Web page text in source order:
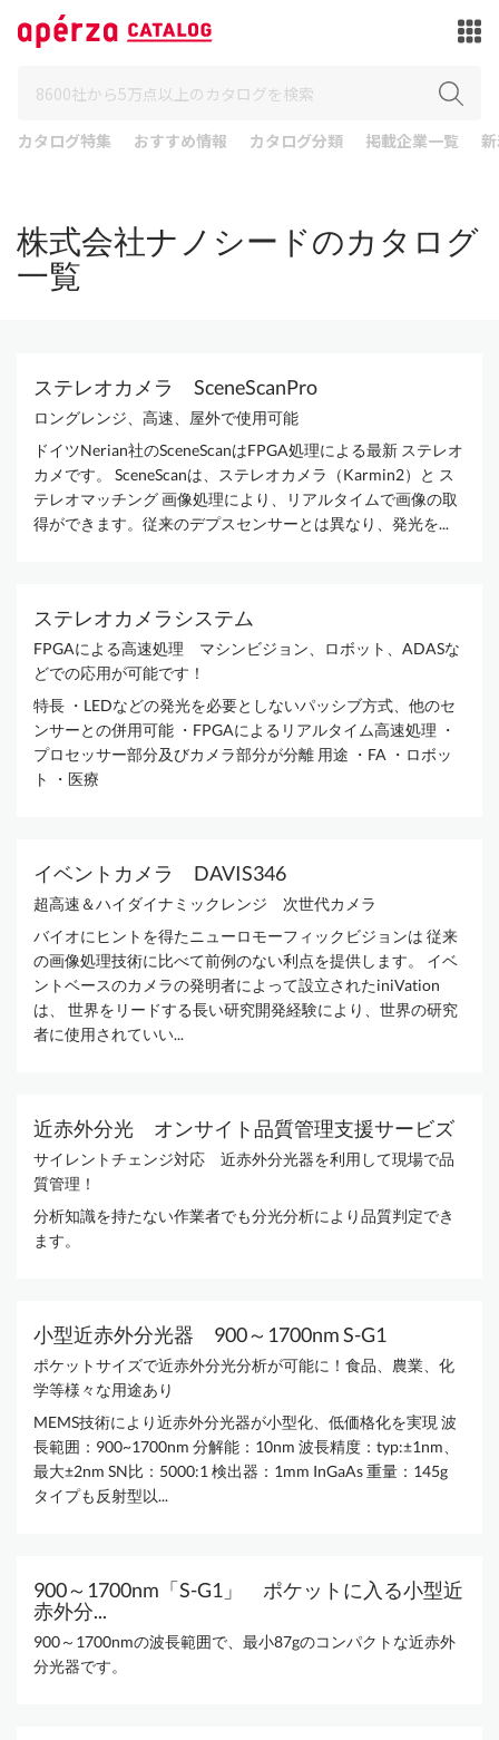
カタログ特集 おすすめ情報 カタログ分類 掲載企業一覧
株式会社ナノシードのカタログ
一覧
ステレオカメラ SceneScanPro
ロングレンジ、高速、屋外で使用可能
ドイツNerian社のSceneScanはFPGA処理による最新 ステレオ
カメです。 SceneScanは、ステレオカメラ（Karmin2）と ス
テレオマッチング 画像処理により、リアルタイムで画像の取
得ができます。従来のデプスセンサーとは異なり、発光を...
ステレオカメラシステム
FPGAによる高速処理 マシンビジョン、ロボット、ADASな
どでの応用が可能です！
特長 ・LEDなどの発光を必要としないパッシブ方式、他のセ
ンサーとの併用可能 ・FPGAによるリアルタイム高速処理 ・
プロセッサー部分及びカメラ部分が分離 用途 ・FA ・ロボッ
ト ・医療
イベントカメラ DAVIS346
超高速＆ハイダイナミックレンジ 次世代カメラ
バイオにヒントを得たニューロモーフィックビジョンは 従来
の画像処理技術に比べて前例のない利点を提供します。 イベ
ントベースのカメラの発明者によって設立されたiniVation
は、 世界をリードする長い研究開発経験により、世界の研究
者に使用されていい...
近赤外分光 オンサイト品質管理支援サービズ
サイレントチェンジ対応 近赤外分光器を利用して現場で品
質管理！
分析知識を持たない作業者でも分光分析により品質判定でき
ます。
小型近赤外分光器 900～1700nm S-G1
ポケットサイズで近赤外分光分析が可能に！食品、農業、化
学等様々な用途あり
MEMS技術により近赤外分光器が小型化、低価格化を実現 波
長範囲：900~1700nm 分解能：10nm 波長精度：typ:±1nm、
最大±2nm SN比：5000:1 検出器：1mm InGaAs 重量：145g
タイプも反射型以...
900～1700nm「S-G1」 ポケットに入る小型近
赤外分...
900～1700nmの波長範囲で、最小87gのコンパクトな近赤外
分光器です。